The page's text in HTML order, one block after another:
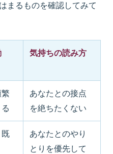
まるものを確認してみて
気持ちの読み方
あなたとの接点
を絶ちたくない
あなたとのやり
とりを優先して